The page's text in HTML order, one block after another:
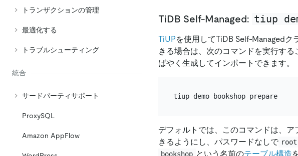
トランザクションの管理
最適化する
トラブルシューティング
統合
サードパーティサポート
ProxySQL
Amazon AppFlow
TiDB Self-Managed: tiup
TiUPを使用してTiDB Self-Managed
きる場合は、次のコマンドを実行す
ばやく生成してインポートできます。
tiup demo bookshop prepare
デフォルトでは、このコマンドは、ア
きるようにし、パスワードなしで root
bookshop という名前のテーブル構造